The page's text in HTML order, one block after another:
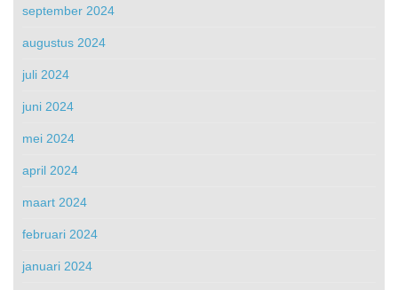
september 2024
augustus 2024
juli 2024
juni 2024
mei 2024
april 2024
maart 2024
februari 2024
januari 2024